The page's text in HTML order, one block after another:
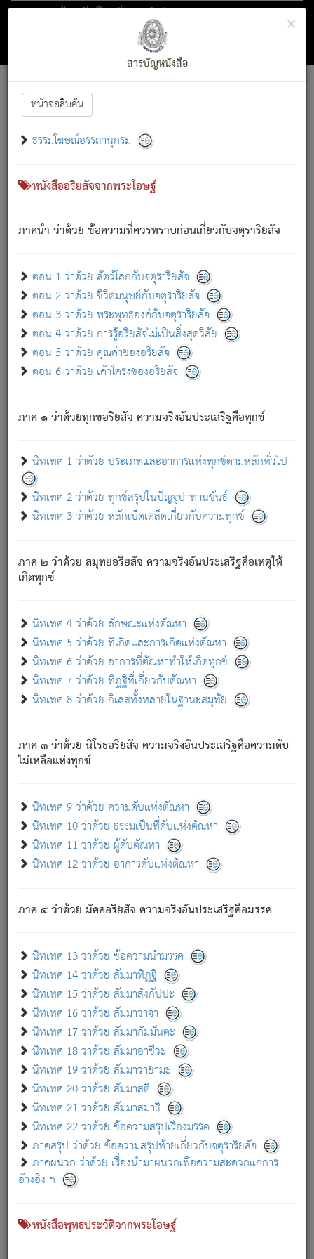
ตอน 1 ว่าด้วย สัตว์โลกกับจตุราริยสัจ
สารบัญ×
สารบัญหนังสือ
หน้าจอสืบค้น
ธรรมโฆษณ์อรรถานุกรม
หนังสืออริยสัจจากพระโอษฐ์
ภาคนำ ว่าด้วย ข้อความที่ควรทราบก่อนเกี่ยวกับจตุราริยสัจ
ตอน 1 ว่าด้วย สัตว์โลกกับจตุราริยสัจ
ตอน 2 ว่าด้วย ชีวิตมนุษย์กับจตุราริยสัจ
ตอน 3 ว่าด้วย พระพุทธองค์กับจตุราริยสัจ
ตอน 4 ว่าด้วย การรู้อริยสัจไม่เป็นสิ่งสุดวิสัย
ตอน 5 ว่าด้วย คุณค่าของอริยสัจ
ตอน 6 ว่าด้วย เค้าโครงของอริยสัจ
ภาค ๑ ว่าด้วยทุกขอริยสัจ ความจริงอันประเสริฐคือทุกข์
นิทเทศ 1 ว่าด้วย ประเภทและอาการแห่งทุกข์ตามหลักทั่วไป
นิทเทศ 2 ว่าด้วย ทุกข์สรุปในปัญจุปาทานขันธ์
นิทเทศ 3 ว่าด้วย หลักเบ็ดเตล็ดเกี่ยวกับความทุกข์
ภาค ๒ ว่าด้วย สมุทยอริยสัจ ความจริงอันประเสริฐคือเหตุให้
เกิดทุกข์
นิทเทศ 4 ว่าด้วย ลักษณะแห่งตัณหา
นิทเทศ 5 ว่าด้วย ที่เกิดและการเกิดแห่งตัณหา
นิทเทศ 6 ว่าด้วย อาการที่ตัณหาทำให้เกิดทุกข์
นิทเทศ 7 ว่าด้วย ทิฏฐิที่เกี่ยวกับตัณหา
นิทเทศ 8 ว่าด้วย กิเลสทั้งหลายในฐานะสมุทัย
ภาค ๓ ว่าด้วย นิโรธอริยสัจ ความจริงอันประเสริฐคือความดับ
ไม่เหลือแห่งทุกข์
นิทเทศ 9 ว่าด้วย ความดับแห่งตัณหา
นิทเทศ 10 ว่าด้วย ธรรมเป็นที่ดับแห่งตัณหา
นิทเทศ 11 ว่าด้วย ผู้ดับตัณหา
นิทเทศ 12 ว่าด้วย อาการดับแห่งตัณหา
ภาค ๔ ว่าด้วย มัคคอริยสัจ ความจริงอันประเสริฐคือมรรค
นิทเทศ 13 ว่าด้วย ข้อความนำมรรค
นิทเทศ 14 ว่าด้วย สัมมาทิฏฐิ
นิทเทศ 15 ว่าด้วย สัมมาสังกัปปะ
นิทเทศ 16 ว่าด้วย สัมมาวาจา
นิทเทศ 17 ว่าด้วย สัมมากัมมันตะ
นิทเทศ 18 ว่าด้วย สัมมาอาชีวะ
นิทเทศ 19 ว่าด้วย สัมมาวายามะ
นิทเทศ 20 ว่าด้วย สัมมาสติ
นิทเทศ 21 ว่าด้วย สัมมาสมาธิ
นิทเทศ 22 ว่าด้วย ข้อความสรุปเรื่องมรรค
ภาคสรุป ว่าด้วย ข้อความสรุปท้ายเกี่ยวกับจตุราริยสัจ
ภาคผนวก ว่าด้วย เรื่องนำมาผนวกเพื่อความสะดวกแก่การ
อ้างอิง ฯ
หนังสือพุทธประวัติจากพระโอษฐ์
Font :15 ]||
สัตว์โลกนี้ เกิดความเดือดร้อนแล้ว มีผัสสะบังหน้า
เขาสำคัญสิ่งใด โดยความเป็นประการใด แต่สิ่งนั้นย่อมเป็น
(ตามที่เป็นจริง) โดยประการอื่นจากที่เขาสำคัญนั้น
สัตว์โลกติดข้องอยู่ในภพ ถูกภพบังหน้าแล้ว มีภพโดยความ
เป็นอย่างอื่น (จากที่มันเป็นอยู่จริง) จึงได้เพลิดเพลินยิ่งนักในภพ
เขาเพลิดเพลินยิ่งนักในสิ่งใด สิ่งนั้นเป็นภัย (ที่เขาไม่รู้จัก)
เขากลัวต่อสิ่งใดสิ่งนั้นเป็นทุกข์
พรหมจรรย์นี้ อันบุคคลย่อมประพฤติ ก็เพื่อการละขาดซึ่ง
ภพ.
สมณะหรือพราหมณ์เหล่าใด กล่าวความหลุดพ้นจากภพว่า
มีได้เพราะภพ เรากล่าวว่า สมณะหรือพราหมณ์ทั้งปวงนั้น
มิใช่ผู้หลดพ้นจากภพ.
ภพ ว่ามีได้เพราะวิภพ[2]: เรากล่าวว่า สมณะหรือพราหมณ์ทั้ง
ปวงนั้น ก็ยังสลัดภพออกไปไม่ได้.
ก็ทุกข์นี้มีขึ้น เพราะอาศัยซึ่งอุปธิทั้งปวง.
เพราะความสิ้นไปแห่งอุปาทานทั้งปวง ความเกิดขึ้นแห่ง
ทุกข์จึงไม่มี.
ท่านจงดูโลกนี้เถิด (จะเห็นว่า) สัตว์ทั้งหลายอันอวิชาหนา
แน่นบังหนาแล้ว; และว่า สัตว์ผู้ยินดีในภพอันเป็นแล้วนั้น ย่อม
อันเป็นไปในที่หรือเวลาทั้งปวง[3]เพื่อความมีแห่งประโยชน์โดย
ประการทั้งปวง; ภพทั้งหลายทั้งหมดนั้น ไม่เที่ยง เป็นทุกข์ มี
ความแปรปรวนเป็นธรรมดา.
อย่างนี้อยู่; เขาย่อมละภวตัณหาได้ และไม่เพลิดเพลินวิภวตัณหา
ด้วย.
ความดับเพราะความสำรอกไม่เหลือ (แห่งภพทั้งหลาย)
เพราะความสิ้นไปแห่งตัณหาโดยประการทั้งปวง นั้นคือ
นิพพาน.
ภพใหม่ย่อมไม่มีแก่ภิกษุนั้น ผู้ดับเย็นสนิทแล้ว เพราะไม่มี
ภิกษุนั้น เป็นผู้ครอบงำมารได้แล้ว ชนะสงครามแล้ว ก้าวล่วง
ภพทั้งหลายทั้งปวงได้แล้ว เป็นผู้คงที่ (คือไม่เปลี่ยนแปลงอีกต่อ
- อุ.ขุ. ๒๕/๑๒๑/๘๔.
(ข้อความนี้ เป็นพระพุทธอุทานที่ทรงเปล่งออก ที่โคนต้นโพธิ์
เป็นที่ตรัสรู้ เมื่อตรัสรู้แล้วได้ 7 วัน)
เกี่ยวกับธรรมโฆษณ์ออนไลน์ (Disclaimer)
แม้ระบบ "ธรรมโฆษณ์ออนไลน์" พยายามปรับปรุงข้อมูลให้ถูกต้องมากที่สุด
ผู้ศึกษาก็พึงตรวจสอบกับตัวเล่มหนังสือต้นฉบับ ที่มีการพิมพ์ครั้งล่าสุด
ก่อนนำข้อมูลไปใช้ในการอ้างอิง"
เกี่ยวกับอัตถจารี|เกี่ยวกับการพัฒนา|แจ้งข้อผิดพลาด / แนะนำ
หนังสือที่เกี่ยวข้อง